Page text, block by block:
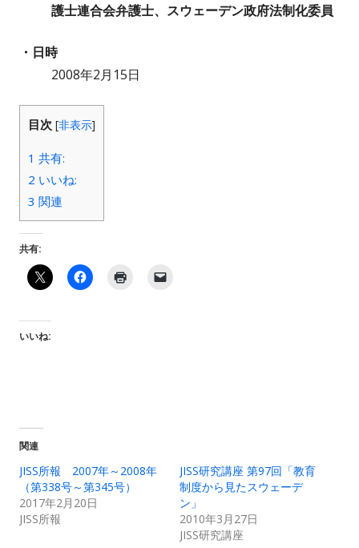
護士連合会弁護士、スウェーデン政府法制化委員
・日時
2008年2月15日
目次 [非表示]
1 共有:
2 いいね:
3 関連
共有:
いいね:
関連
JISS所報 2007年～2008年
（第338号～第345号）
2017年2月20日
JISS所報
JISS研究講座 第97回「教育
制度から見たスウェーデ
ン」
2010年3月27日
JISS研究講座